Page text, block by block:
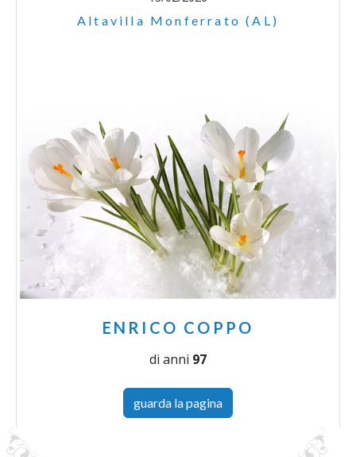
Altavilla Monferrato (AL)
ENRICO COPPO
di anni 97
guarda la pagina